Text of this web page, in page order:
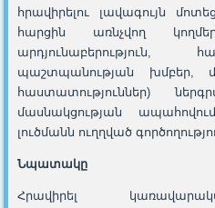
հրավիրելու լավագույն
հարցին առնչվող
արդյունաբերություն,
պաշտպանության խմբեր,
հաստատություններ)
մասնակցության
լուծմանն ուղղված
Նպատակը
Հրավիրել